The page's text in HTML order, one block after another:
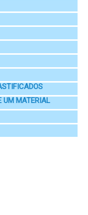
UM MATERIAL